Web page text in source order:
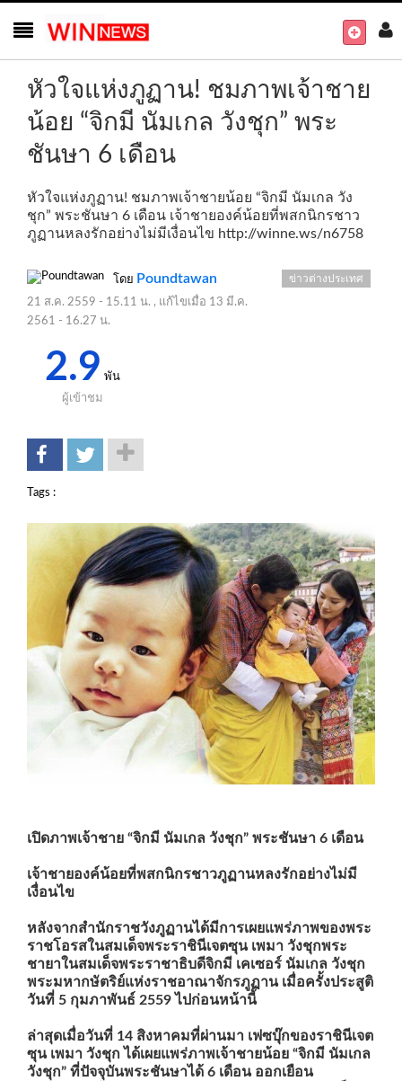
หัวใจแห่งภูฏาน! ชมภาพเจ้าชาย
น้อย “จิกมี นัมเกล วังชุก” พระ
ชันษา 6 เดือน
หัวใจแห่งภูฏาน! ชมภาพเจ้าชายน้อย “จิกมี นัมเกล วัง
ชุก” พระชันษา 6 เดือน เจ้าชายองค์น้อยที่พสกนิกรชาว
ภูฏานหลงรักอย่างไม่มีเงื่อนไข http://winne.ws/n6758
โดย Poundtawan
21 ส.ค. 2559 - 15.11 น. , แก้ไขเมื่อ 13 มี.ค.
2561 - 16.27 น.
ข่าวต่างประเทศ
2.9 พัน
ผู้เข้าชม
Tags :
เปิดภาพเจ้าชาย “จิกมี นัมเกล วังชุก” พระชันษา 6 เดือน
เจ้าชายองค์น้อยที่พสกนิกรชาวภูฏานหลงรักอย่างไม่มี
เงื่อนไข
หลังจากสำนักราชวังภูฏานได้มีการเผยแพร่ภาพของพระ
ราชโอรสในสมเด็จพระราชินีเจตซุน เพมา วังชุกพระ
ชายาในสมเด็จพระราชาธิบดีจิกมี เคเซอร์ นัมเกล วังชุก
พระมหากษัตริย์แห่งราชอาณาจักรภูฏาน เมื่อครั้งประสูติ
วันที่ 5 กุมภาพันธ์ 2559 ไปก่อนหน้านี้
ล่าสุดเมื่อวันที่ 14 สิงหาคมที่ผ่านมา เฟซบุ๊กของราชินีเจต
ซุน เพมา วังชุก ได้เผยแพร่ภาพเจ้าชายน้อย “จิกมี นัมเกล
วังชุก” ที่ปัจจุบันพระชันษาได้ 6 เดือน ออกเยือน